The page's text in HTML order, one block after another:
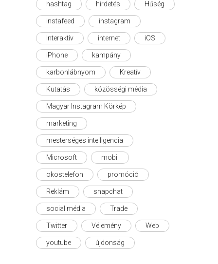
hashtag hirdetés Hűség
instafeed instagram
Interaktív internet iOS
iPhone kampány
karbonlábnyom Kreatív
Kutatás közösségi média
Magyar Instagram Körkép
marketing
mesterséges intelligencia
Microsoft mobil
okostelefon promóció
Reklám snapchat
social média Trade
Twitter Vélemény Web
youtube újdonság